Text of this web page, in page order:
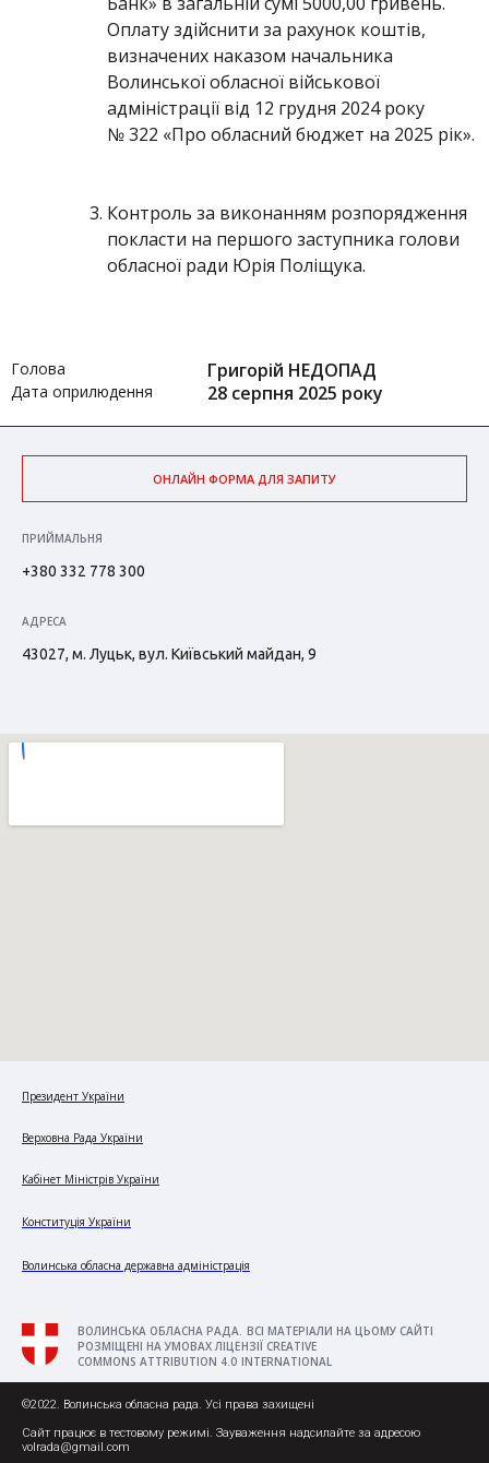
Оплату здійснити за рахунок коштів,
визначених наказом начальника
Волинської обласної військової
адміністрації від 12 грудня 2024 року
№ 322 «Про обласний бюджет на 2025 рік».
Контроль за виконанням розпорядження
покласти на першого заступника голови
обласної ради Юрія Поліщука.
Голова Григорій НЕДОПАД
Дата оприлюдення 28 серпня 2025 року
ОНЛАЙН ФОРМА ДЛЯ ЗАПИТУ
ПРИЙМАЛЬНЯ
+380 332 778 300
АДРЕСА
43027, м. Луцьк, вул. Київський майдан, 9
Президент України
Верховна Рада України
Кабінет Міністрів України
Конституція України
Волинська обласна державна адміністрація
ВОЛИНСЬКА ОБЛАСНА РАДА. ВСІ МАТЕРІАЛИ НА ЦЬОМУ САЙТІ
РОЗМІЩЕНІ НА УМОВАХ ЛІЦЕНЗІЇ CREATIVE
COMMONS ATTRIBUTION 4.0 INTERNATIONAL
©2022. Волинська обласна рада. Усі права захищені
Сайт працює в тестовому режимі. Зауваження надсилайте за адресою
volrada@gmail.com